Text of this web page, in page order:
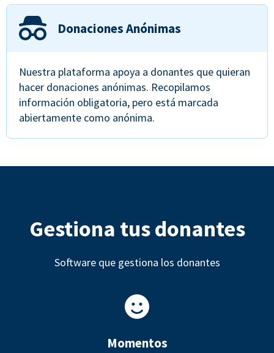
Donaciones Anónimas
Nuestra plataforma apoya a donantes que quieran
hacer donaciones anónimas. Recopilamos
información obligatoria, pero está marcada
abiertamente como anónima.
Gestiona tus donantes
Software que gestiona los donantes
Momentos